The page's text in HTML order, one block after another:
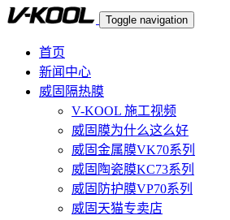
Toggle navigation
首页
新闻中心
威固隔热膜
V-KOOL 施工视频
威固膜为什么这么好
威固金属膜VK70系列
威固陶瓷膜KC73系列
威固防护膜VP70系列
威固天猫专卖店